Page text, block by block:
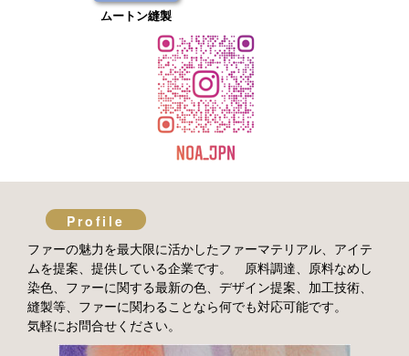
ムートン縫製
Profile
ファーの魅力を最大限に活かしたファーマテリアル、アイテ
ムを提案、提供している企業です。 原料調達、原料なめし
染色、ファーに関する最新の色、デザイン提案、加工技術、
縫製等、ファーに関わることなら何でも対応可能です。
気軽にお問合せください。